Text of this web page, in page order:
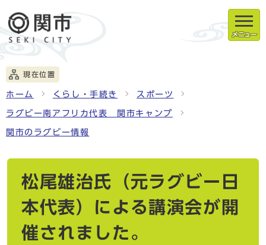
メニュー
現在位置
ホーム くらし・手続き スポーツ
ラグビー南アフリカ代表 関市キャンプ
関市のラグビー情報
松尾雄治氏（元ラグビー日
本代表）による講演会が開
催されました。